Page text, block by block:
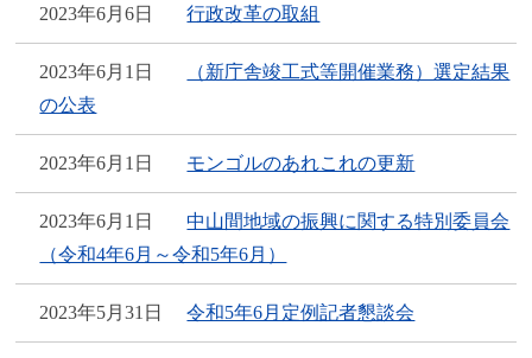
2023年6月6日 行政改革の取組
2023年6月1日
（新庁舎竣工式等開催業務）選定結果
の公表
2023年6月1日 モンゴルのあれこれの更新
2023年6月1日
中山間地域の振興に関する特別委員会
（令和4年6月～令和5年6月）
2023年5月31日 令和5年6月定例記者懇談会